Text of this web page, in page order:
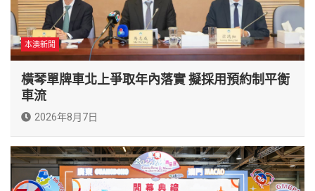
本澳新聞
橫琴單牌車北上爭取年內落實 擬採用預約制平衡
車流
2026年8月7日